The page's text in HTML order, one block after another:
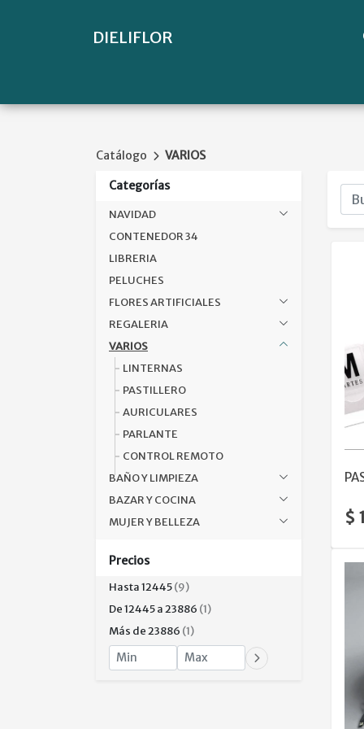
DIELIFLOR
Catálogo VARIOS
Categorías
NAVIDAD
CONTENEDOR 34
LIBRERIA
PELUCHES
FLORES ARTIFICIALES
REGALERIA
VARIOS
LINTERNAS
PASTILLERO
AURICULARES
PARLANTE
CONTROL REMOTO
BAÑO Y LIMPIEZA
BAZAR Y COCINA
MUJER Y BELLEZA
Precios
Hasta 12445(9)
De 12445 a 23886 (1)
Más de 23886 (1)
$